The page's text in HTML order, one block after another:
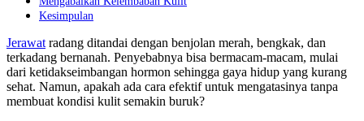
Kesimpulan
Jerawat radang ditandai dengan benjolan merah, bengkak, dan
terkadang bernanah. Penyebabnya bisa bermacam-macam, mulai
dari ketidakseimbangan hormon sehingga gaya hidup yang kurang
sehat. Namun, apakah ada cara efektif untuk mengatasinya tanpa
membuat kondisi kulit semakin buruk?